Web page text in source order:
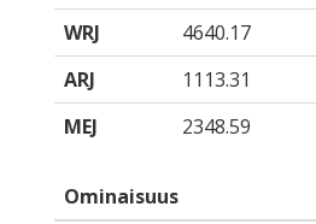
WRJ
4640.17
ARJ
1113.31
MEJ
2348.59
Ominaisuus